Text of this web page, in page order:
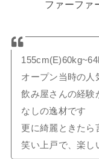
オープン当時の人
飲み屋さんの経験
なしの逸材です
更に綺麗ときたら
笑い上戸で、楽し